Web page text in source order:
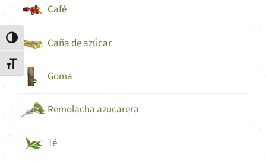
Alternar alto contraste
Alternar tamaño de letra
Café
Caña de azúcar
Goma
Remolacha azucarera
Té